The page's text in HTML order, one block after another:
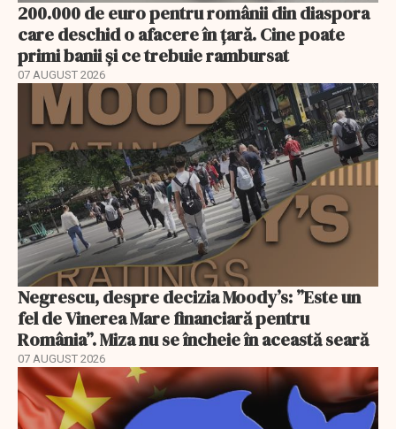
200.000 de euro pentru românii din diaspora
care deschid o afacere în țară. Cine poate
primi banii și ce trebuie rambursat
07 AUGUST 2026
Negrescu, despre decizia Moody’s: ”Este un
fel de Vinerea Mare financiară pentru
România”. Miza nu se încheie în această seară
07 AUGUST 2026